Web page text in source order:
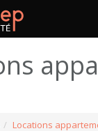
Locations